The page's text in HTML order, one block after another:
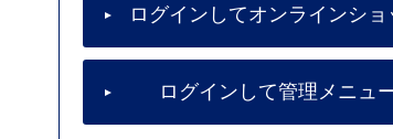
ログインしてオンラインショ
ログインして管理メニュ